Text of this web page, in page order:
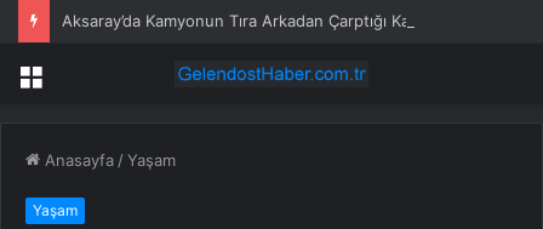
Menü
Anasayfa /Yaşam
Yaşam